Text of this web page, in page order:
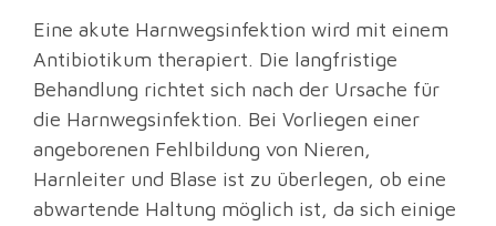
Eine akute Harnwegsinfektion wird mit einem
Antibiotikum therapiert. Die langfristige
Behandlung richtet sich nach der Ursache für
die Harnwegsinfektion. Bei Vorliegen einer
angeborenen Fehlbildung von Nieren,
Harnleiter und Blase ist zu überlegen, ob eine
abwartende Haltung möglich ist, da sich einige